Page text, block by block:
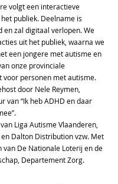
volgt een interactieve
publiek. Deelname is
en zal digitaal verlopen. We
uit het publiek, waarna we
een jongere met autisme en
onze provinciale
voor personen met autisme.
door Nele Reymen,
van “Ik heb ADHD en daar
Liga Autisme Vlaanderen,
en Dalton Distribution vzw. Met
van De Nationale Loterij en de
Departement Zorg.